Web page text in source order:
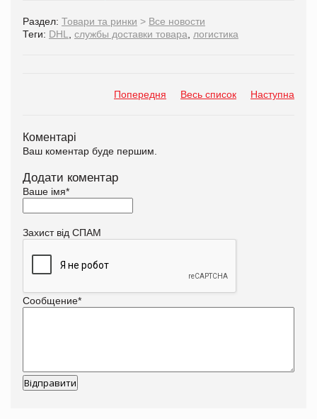
Раздел: Товари та ринки > Все новости
Теги: DHL службы доставки товара логистика
Попередня Весь список Наступна
Коментарі
Ваш коментар буде першим.
Додати коментар
Ваше імя*
Захист від СПАМ
Сообщение*